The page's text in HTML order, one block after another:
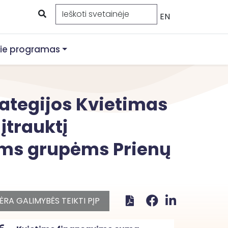
EN
programas
Kvietimas
įtrauktį
grupėms Prienų
GALIMYBĖS TEIKTI PĮP